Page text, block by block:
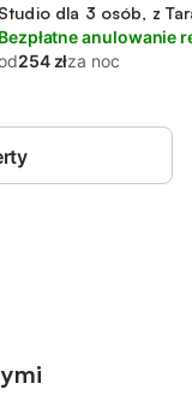
knińska
Studio dla 3 osób, z
Bezpłatne anulowanie
254 złza noc